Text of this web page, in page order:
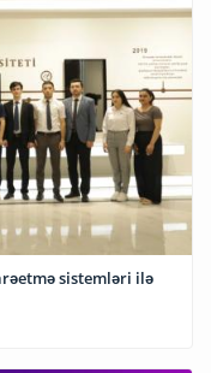
sistemləri ilə